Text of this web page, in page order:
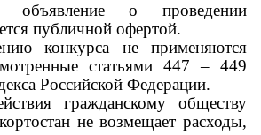
объявление о проведении
публичной офертой.
конкурса не применяются
статьями 447 – 449
Российской Федерации.
гражданскому обществу
не возмещает расходы,